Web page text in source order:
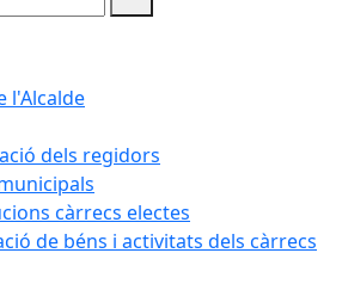
l'Alcalde
dels regidors
càrrecs electes
de béns i activitats dels càrrecs